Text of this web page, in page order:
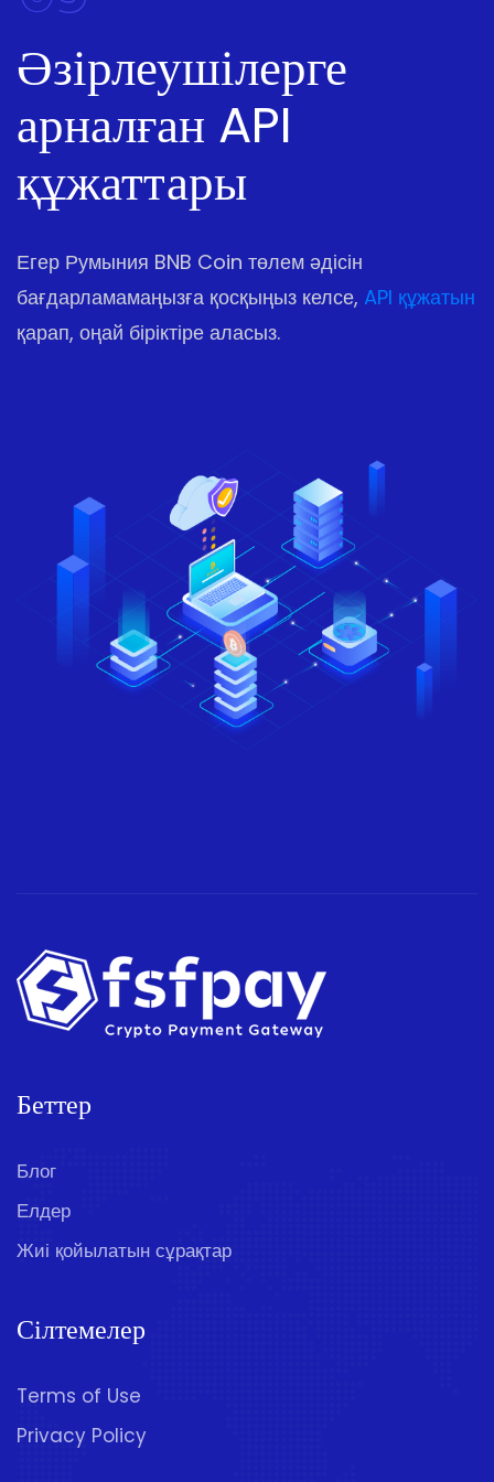
Әзірлеушілерге
арналған API
құжаттары
Егер Румыния BNB Coin төлем әдісін
бағдарламамаңызға қосқыңыз келсе, API құжатын
қарап, оңай біріктіре аласыз.
Беттер
Блог
Елдер
Жиі қойылатын сұрақтар
Сілтемелер
Terms of Use
Privacy Policy